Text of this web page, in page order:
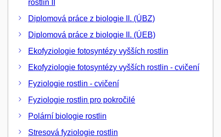
rostlin II
Diplomová práce z biologie II. (ÚBZ)
Diplomová práce z biologie II. (ÚEB)
Ekofyziologie fotosyntézy vyšších rostlin
Ekofyziologie fotosyntézy vyšších rostlin - cvičení
Fyziologie rostlin - cvičení
Fyziologie rostlin pro pokročilé
Polární biologie rostlin
Stresová fyziologie rostlin